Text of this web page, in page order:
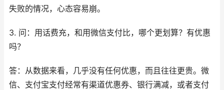
失败的情况，心态容易崩。
3. 问：用话费充，和用微信支付比，哪个更划算？有优惠
吗？
答：从数据来看，几乎没有任何优惠，而且往往更贵。微
信、支付宝支付经常有渠道优惠券、银行满减，或者支付